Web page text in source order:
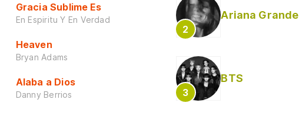
Gracia Sublime Es
En Espiritu Y En Verdad
Heaven
Bryan Adams
Alaba a Dios
Danny Berrios
Ariana Grande
BTS